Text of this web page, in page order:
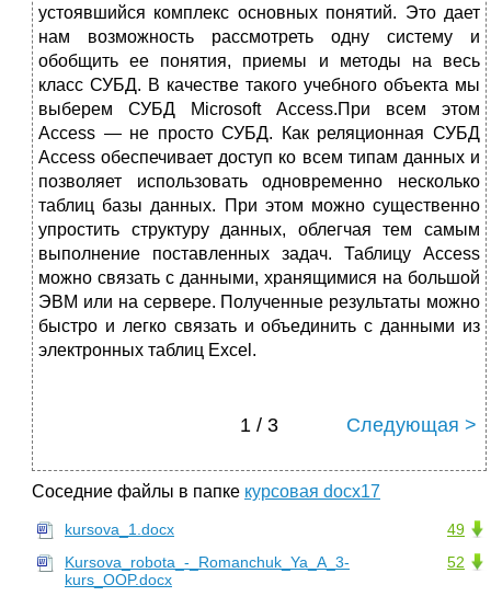
устоявшийся комплекс основных понятий. Это дает
нам возможность рассмотреть одну систему и
обобщить ее понятия, приемы и методы на весь
класс СУБД. В качестве такого учебного объекта мы
выберем СУБД Microsoft Access.При всем этом
Access — не просто СУБД. Как реляционная СУБД
Access обеспечивает доступ ко всем типам данных и
позволяет использовать одновременно несколько
таблиц базы данных. При этом можно существенно
упростить структуру данных, облегчая тем самым
выполнение поставленных задач. Таблицу Access
можно связать с данными, хранящимися на большой
ЭВМ или на сервере. Полученные результаты можно
быстро и легко связать и объединить с данными из
электронных таблиц Excel.
1 / 3 Следующая >
Соседние файлы в папке курсовая docx17
49
kursova_1.docx
52
Kursova_robota_-_Romanchuk_Ya_A_3-
kurs_OOP.docx